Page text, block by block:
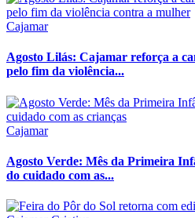
Cajamar
Agosto Lilás: Cajamar reforça a
pelo fim da violência...
Cajamar
Agosto Verde: Mês da Primeira
do cuidado com as...